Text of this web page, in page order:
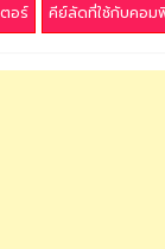
อร์ คีย์ลัดที่ใช้กับคอม